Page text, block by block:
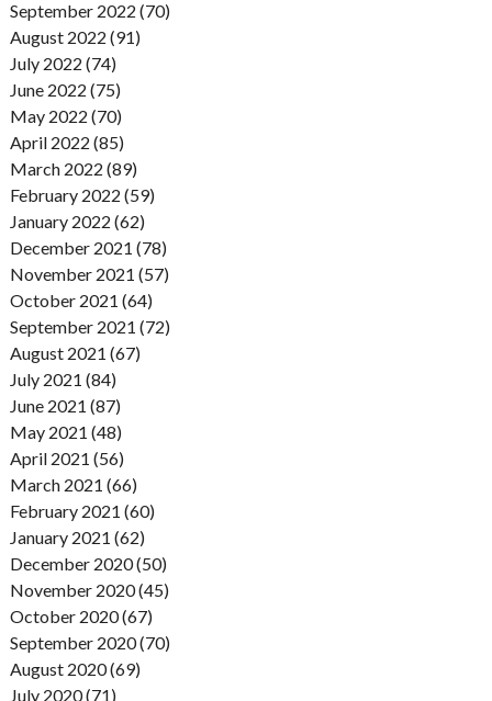
September 2022 (70)
August 2022 (91)
July 2022 (74)
June 2022 (75)
May 2022 (70)
April 2022 (85)
March 2022 (89)
February 2022 (59)
January 2022 (62)
December 2021 (78)
November 2021 (57)
October 2021 (64)
September 2021 (72)
August 2021 (67)
July 2021 (84)
June 2021 (87)
May 2021 (48)
April 2021 (56)
March 2021 (66)
February 2021 (60)
January 2021 (62)
December 2020 (50)
November 2020 (45)
October 2020 (67)
September 2020 (70)
August 2020 (69)
July 2020 (71)